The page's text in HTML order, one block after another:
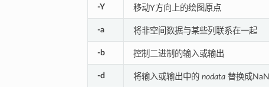
-Y 移动Y方向上的绘图原点
-a 将非空间数据与某些列联系在一起
-b 控制二进制的输入或输出
-d 将输入或输出中的 nodata 替换成NaN